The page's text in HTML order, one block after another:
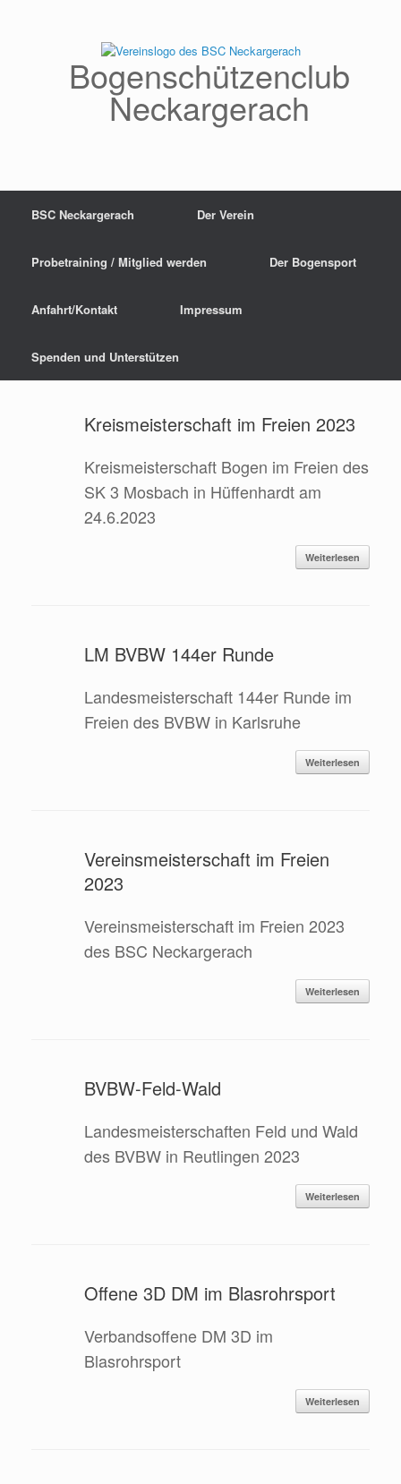
Bogenschützenclub
Neckargerach
BSC Neckargerach Der Verein
Probetraining / Mitglied werden Der Bogensport
Anfahrt/Kontakt Impressum
Spenden und Unterstützen
Kreismeisterschaft im Freien 2023
Kreismeisterschaft Bogen im Freien des
SK 3 Mosbach in Hüffenhardt am
24.6.2023
Weiterlesen
LM BVBW 144er Runde
Landesmeisterschaft 144er Runde im
Freien des BVBW in Karlsruhe
Weiterlesen
Vereinsmeisterschaft im Freien
2023
Vereinsmeisterschaft im Freien 2023
des BSC Neckargerach
Weiterlesen
BVBW-Feld-Wald
Landesmeisterschaften Feld und Wald
des BVBW in Reutlingen 2023
Weiterlesen
Offene 3D DM im Blasrohrsport
Verbandsoffene DM 3D im
Blasrohrsport
Weiterlesen